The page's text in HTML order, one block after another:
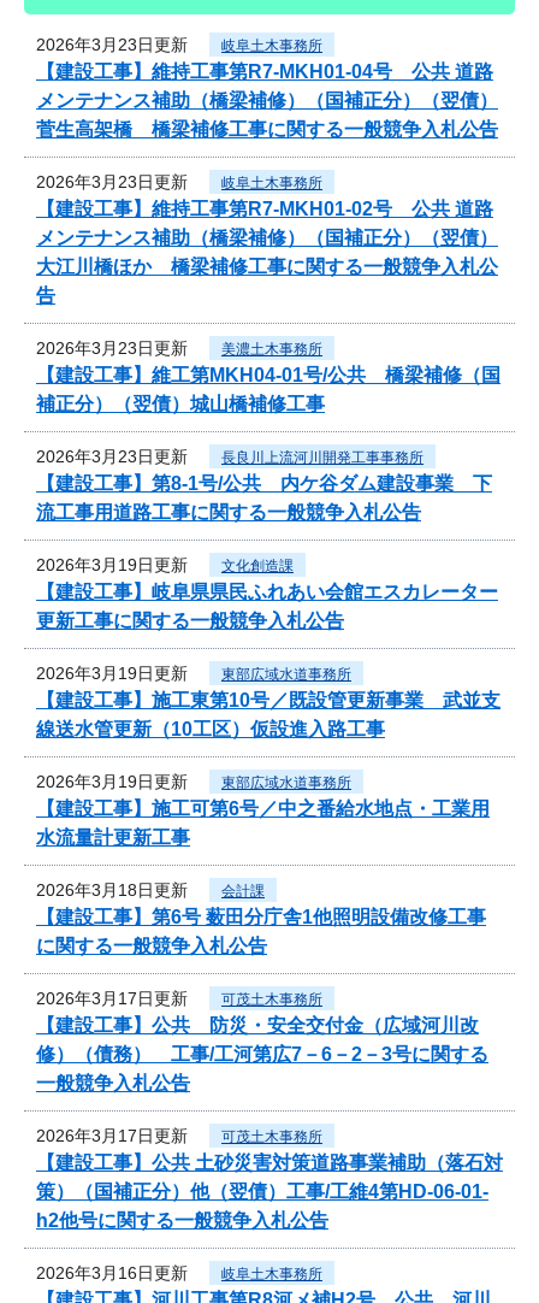
2026年3月23日更新 岐阜土木事務所
【建設工事】維持工事第R7-MKH01-04号 公共 道路
メンテナンス補助（橋梁補修）（国補正分）（翌債）
菅生高架橋 橋梁補修工事に関する一般競争入札公告
2026年3月23日更新 岐阜土木事務所
【建設工事】維持工事第R7-MKH01-02号 公共 道路
メンテナンス補助（橋梁補修）（国補正分）（翌債）
大江川橋ほか 橋梁補修工事に関する一般競争入札公
告
2026年3月23日更新 美濃土木事務所
【建設工事】維工第MKH04-01号/公共 橋梁補修（国
補正分）（翌債）城山橋補修工事
2026年3月23日更新 長良川上流河川開発工事事務所
【建設工事】第8-1号/公共 内ケ谷ダム建設事業 下
流工事用道路工事に関する一般競争入札公告
2026年3月19日更新 文化創造課
【建設工事】岐阜県県民ふれあい会館エスカレーター
更新工事に関する一般競争入札公告
2026年3月19日更新 東部広域水道事務所
【建設工事】施工東第10号／既設管更新事業 武並支
線送水管更新（10工区）仮設進入路工事
2026年3月19日更新 東部広域水道事務所
【建設工事】施工可第6号／中之番給水地点・工業用
水流量計更新工事
2026年3月18日更新 会計課
【建設工事】第6号 薮田分庁舎1他照明設備改修工事
に関する一般競争入札公告
2026年3月17日更新 可茂土木事務所
【建設工事】公共 防災・安全交付金（広域河川改
修）（債務） 工事/工河第広7－6－2－3号に関する
一般競争入札公告
2026年3月17日更新 可茂土木事務所
【建設工事】公共 土砂災害対策道路事業補助（落石対
策）（国補正分）他（翌債）工事/工維4第HD-06-01-
h2他号に関する一般競争入札公告
2026年3月16日更新 岐阜土木事務所